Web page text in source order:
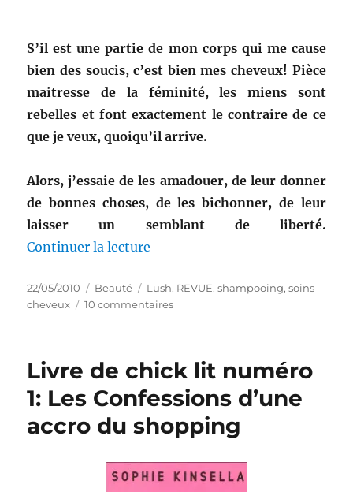
S’il est une partie de mon corps qui me cause
bien des soucis, c’est bien mes cheveux! Pièce
maitresse de la féminité, les miens sont
rebelles et font exactement le contraire de ce
que je veux, quoiqu’il arrive.
Alors, j’essaie de les amadouer, de leur donner
de bonnes choses, de les bichonner, de leur
laisser un semblant de liberté.
Continuer la lecture
Publié
le
22/05/2010 Catégories
Beauté Étiquettes
Lush, REVUE,shampooing,soins
cheveux
10 commentairessur
Godiva
Lush
Livre de chick lit numéro
1: Les Confessions d’une
accro du shopping